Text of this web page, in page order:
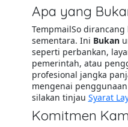
Apa yang
TempmailSo
sementara. Ini Bukan
seperti perbankan,
pemerintah, atau
profesional jangka
mengenai
silakan tinjau Syarat
Komitmen